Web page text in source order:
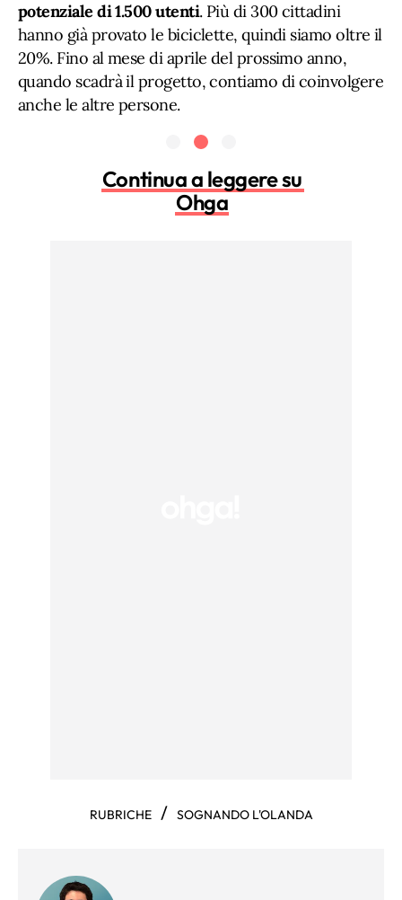
potenziale di 1.500 utenti. Più di 300 cittadini
hanno già provato le biciclette, quindi siamo oltre il
20%. Fino al mese di aprile del prossimo anno,
quando scadrà il progetto, contiamo di coinvolgere
anche le altre persone.
Continua a leggere su
Ohga
RUBRICHE / SOGNANDO L'OLANDA